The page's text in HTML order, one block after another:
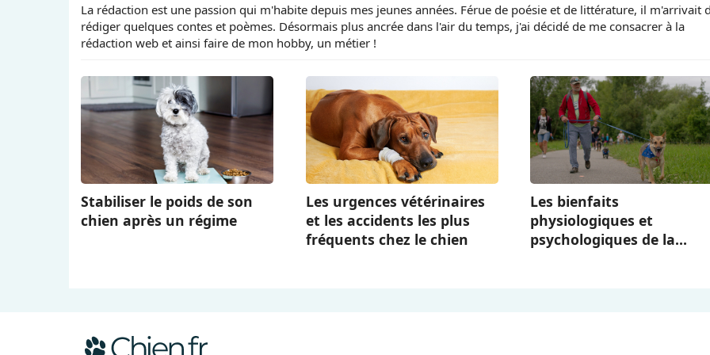
La rédaction est une passion qui m'habite depuis mes jeunes années. Férue de poésie et de littérature, il m'arrivait
rédiger quelques contes et poèmes. Désormais plus ancrée dans l'air du temps, j'ai décidé de me consacrer à la
rédaction web et ainsi faire de mon hobby, un métier !
Stabiliser le poids de son
chien après un régime
Les urgences vétérinaires
et les accidents les plus
fréquents chez le chien
Les bienfaits
physiologiques et
psychologiques de la